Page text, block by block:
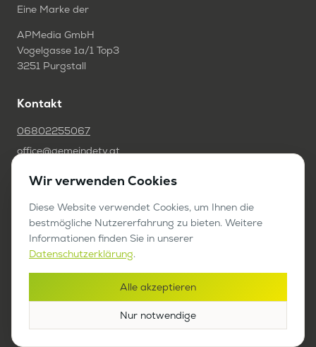
Eine Marke der
APMedia GmbH
Vogelgasse 1a/1 Top3
3251 Purgstall
Kontakt
06802255067
office@gemeindetv.at
FAQ
IMPRESSUM
DATENSCHUTZ
Werben auf GemeindeTV
Wir verwenden Cookies
Diese Website verwendet Cookies, um Ihnen die
bestmögliche Nutzererfahrung zu bieten. Weitere
Informationen finden Sie in unserer
Datenschutzerklärung.
Alle akzeptieren
Nur notwendige